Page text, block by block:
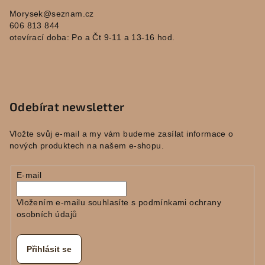
Morysek@seznam.cz
606 813 844
otevírací doba: Po a Čt 9-11 a 13-16 hod.
Odebírat newsletter
Vložte svůj e-mail a my vám budeme zasílat informace o
nových produktech na našem e-shopu.
E-mail
Vložením e-mailu souhlasíte s podmínkami ochrany
osobních údajů
Přihlásit se